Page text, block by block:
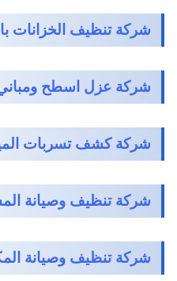
شركة تنظيف الخزانات
شركة عزل اسطح
شركة كشف تسربات
شركة تنظيف وصيانة
شركة تنظيف وصيانة